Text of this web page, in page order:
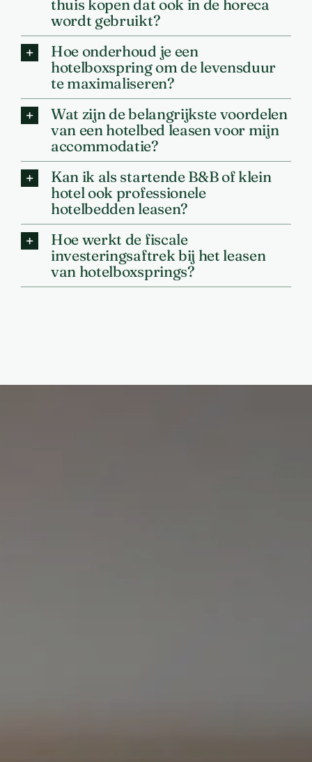
thuis kopen dat ook in de horeca
wordt gebruikt?
Hoe onderhoud je een
hotelboxspring om de levensduur
te maximaliseren?
Wat zijn de belangrijkste voordelen
van een hotelbed leasen voor mijn
accommodatie?
Kan ik als startende B&B of klein
hotel ook professionele
hotelbedden leasen?
Hoe werkt de fiscale
investeringsaftrek bij het leasen
van hotelboxsprings?